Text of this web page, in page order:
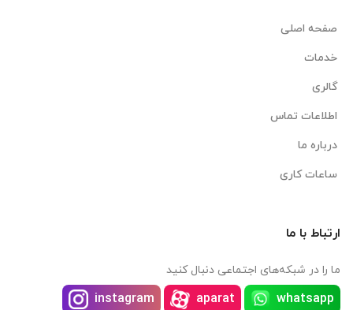
صفحه اصلی
خدمات
گالری
اطلاعات تماس
درباره ما
ساعات کاری
ارتباط با ما
ما را در شبکه‌های اجتماعی دنبال کنید
whatsapp
aparat
instagram